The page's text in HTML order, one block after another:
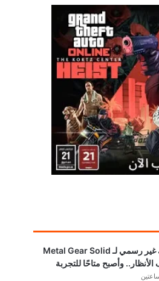
ريميك غير رسمي لـ Metal Gear Solid
وأصبح متاحًا للتجربة